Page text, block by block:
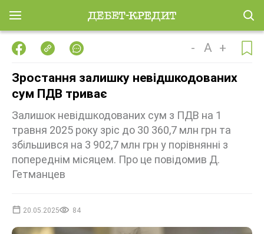
- A +
Зростання залишку невідшкодованих
сум ПДВ триває
Залишок невідшкодованих сум з ПДВ на 1
травня 2025 року зріс до 30 360,7 млн грн та
збільшився на 3 902,7 млн грн у порівнянні з
попереднім місяцем. Про це повідомив Д.
Гетманцев
20.05.2025 84